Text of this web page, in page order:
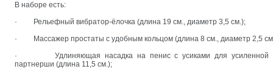
В наборе есть:
·
Рельефный вибратор-ёлочка (длина 19 см., диаметр 3,5 см.);
·
Массажер простаты с удобным кольцом (длина 8 см., диаметр 2,5
· Удлиняющая насадка на пенис с усиками для усиленной
партнерши (длина 11,5 см.);